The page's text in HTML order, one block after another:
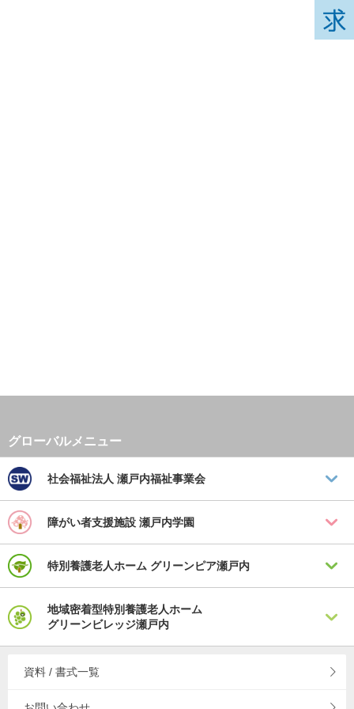
社会福祉法人 瀬戸内福祉事業会
障がい者支援施設 瀬戸内学園
特別養護老人ホーム グリーンピア瀬戸内
地域密着型特別養護老人ホーム
グリーンビレッジ瀬戸内
資料 / 書式一覧